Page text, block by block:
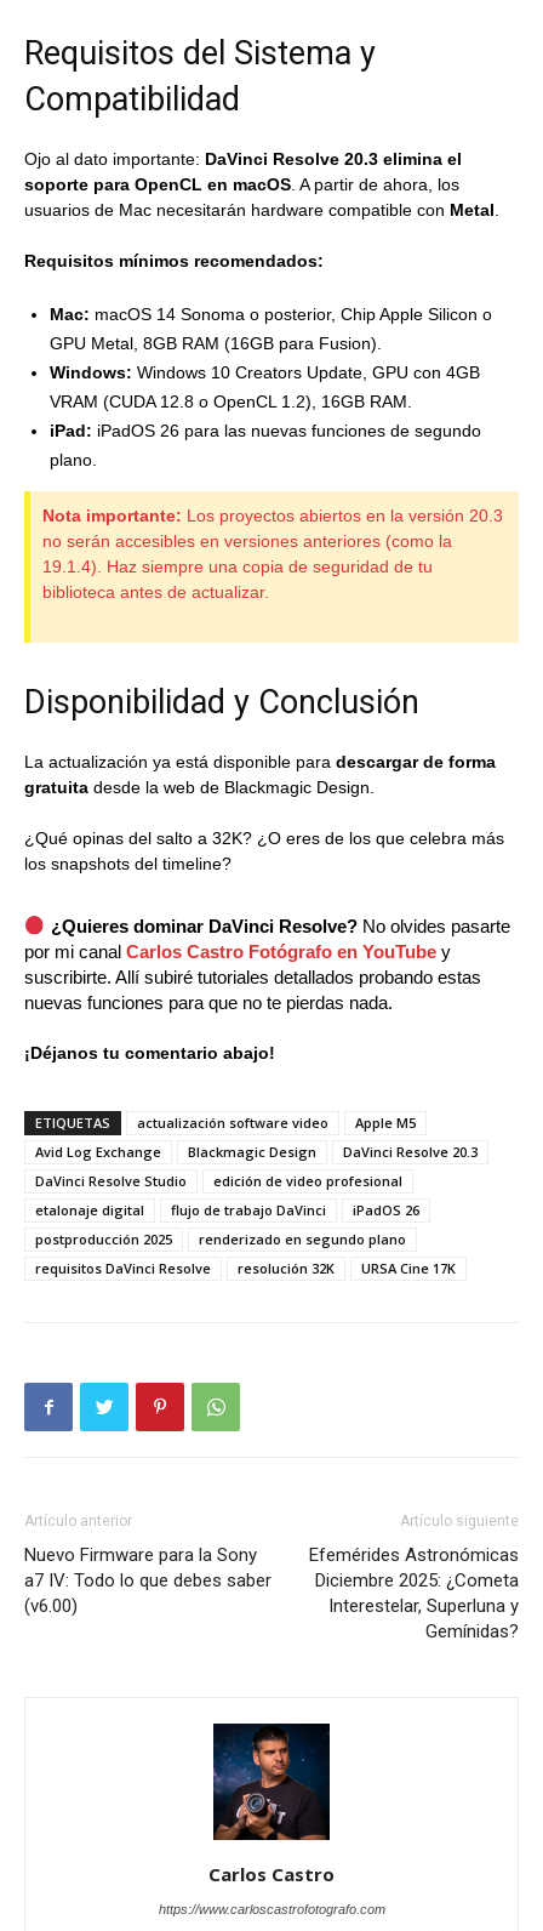
Requisitos del Sistema y
Compatibilidad
Ojo al dato importante: DaVinci Resolve 20.3 elimina el
soporte para OpenCL en macOS. A partir de ahora, los
usuarios de Mac necesitarán hardware compatible con Metal.
Requisitos mínimos recomendados:
Mac: macOS 14 Sonoma o posterior, Chip Apple Silicon o
GPU Metal, 8GB RAM (16GB para Fusion).
Windows: Windows 10 Creators Update, GPU con 4GB
VRAM (CUDA 12.8 o OpenCL 1.2), 16GB RAM.
iPad: iPadOS 26 para las nuevas funciones de segundo
plano.
Nota importante: Los proyectos abiertos en la versión 20.3
no serán accesibles en versiones anteriores (como la
19.1.4). Haz siempre una copia de seguridad de tu
biblioteca antes de actualizar.
Disponibilidad y Conclusión
La actualización ya está disponible para descargar de forma
gratuita desde la web de Blackmagic Design.
¿Qué opinas del salto a 32K? ¿O eres de los que celebra más
los snapshots del timeline?
¿Quieres dominar DaVinci Resolve?No olvides pasarte
por mi canal Carlos Castro Fotógrafo en YouTube y
suscribirte. Allí subiré tutoriales detallados probando estas
nuevas funciones para que no te pierdas nada.
¡Déjanos tu comentario abajo!
ETIQUETAS actualización software video
Apple M5
Avid Log Exchange
Blackmagic Design
DaVinci Resolve 20.3
DaVinci Resolve Studio
edición de video profesional
etalonaje digital
flujo de trabajo DaVinci
iPadOS 26
postproducción 2025
renderizado en segundo plano
requisitos DaVinci Resolve
resolución 32K URSA Cine 17K
Artículo anterior
Nuevo Firmware para la Sony
a7 IV: Todo lo que debes saber
(v6.00)
Artículo siguiente
Efemérides Astronómicas
Diciembre 2025: ¿Cometa
Interestelar, Superluna y
Gemínidas?
Carlos Castro
https://www.carloscastrofotografo.com